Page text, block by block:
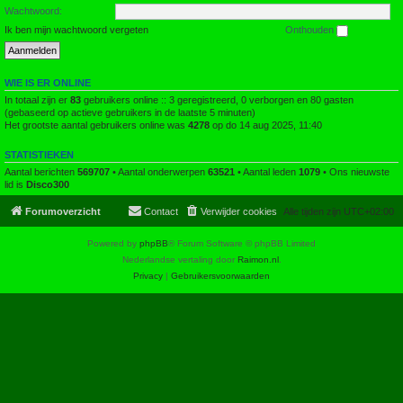
Wachtwoord:
Ik ben mijn wachtwoord vergeten
Onthouden
WIE IS ER ONLINE
In totaal zijn er 83 gebruikers online :: 3 geregistreerd, 0 verborgen en 80 gasten
(gebaseerd op actieve gebruikers in de laatste 5 minuten)
Het grootste aantal gebruikers online was 4278 op do 14 aug 2025, 11:40
STATISTIEKEN
Aantal berichten 569707 • Aantal onderwerpen 63521 • Aantal leden 1079 • Ons nieuwste
lid is Disco300
Forumoverzicht Alle tijden zijn UTC+02:00
Verwijder cookies
Contact
Powered by phpBB® Forum Software © phpBB Limited
Nederlandse vertaling door Raimon.nl.
Privacy | Gebruikersvoorwaarden